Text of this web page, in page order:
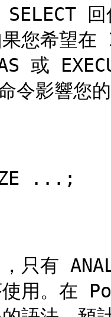
您希望在
或
令影響您
...;
只有
使用。在